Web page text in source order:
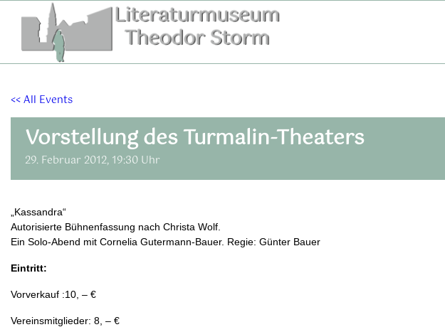
springen
<< All Events
Vorstellung des Turmalin-Theaters
29. Februar 2012, 19:30 Uhr
„Kassandra“
Autorisierte Bühnenfassung nach Christa Wolf.
Ein Solo-Abend mit Cornelia Gutermann-Bauer. Regie: Günter Bauer
Eintritt:
Vorverkauf :10, – €
Vereinsmitglieder: 8, – €